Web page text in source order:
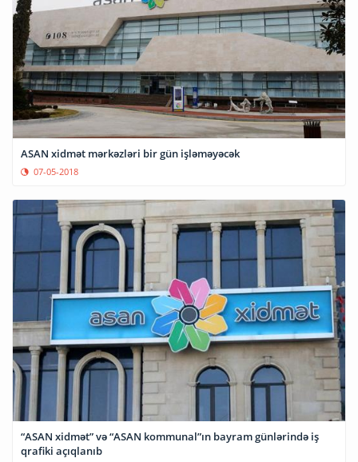
ASAN xidmət mərkəzləri bir gün işləməyəcək
07-05-2018
“ASAN xidmət” və “ASAN kommunal”ın bayram günlərində iş
qrafiki açıqlanıb